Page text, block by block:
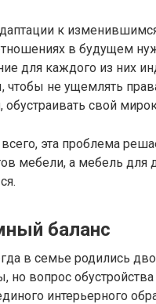
к
в будущем
для каждого из них
чтобы не ущемлять
обустраивать свой
эта проблема
мебели, а мебель для
баланс
в семье родились
но вопрос
интерьерного